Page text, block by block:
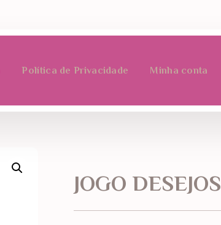
Política de Privacidade Minha conta
JOGO DESEJOS